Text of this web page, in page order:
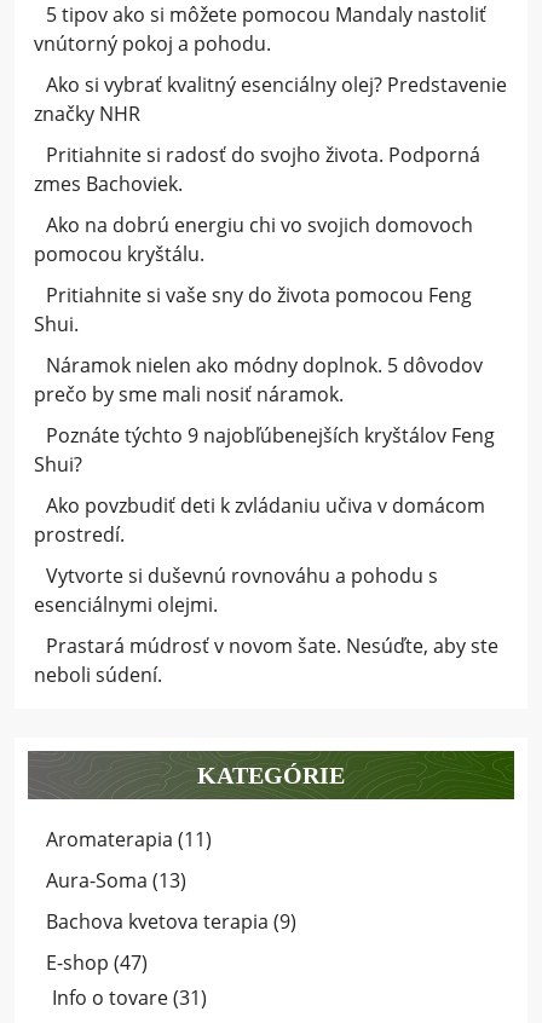
5 tipov ako si môžete pomocou Mandaly nastoliť
vnútorný pokoj a pohodu.
Ako si vybrať kvalitný esenciálny olej? Predstavenie
značky NHR
Pritiahnite si radosť do svojho života. Podporná
zmes Bachoviek.
Ako na dobrú energiu chi vo svojich domovoch
pomocou kryštálu.
Pritiahnite si vaše sny do života pomocou Feng
Shui.
Náramok nielen ako módny doplnok. 5 dôvodov
prečo by sme mali nosiť náramok.
Poznáte týchto 9 najobľúbenejších kryštálov Feng
Shui?
Ako povzbudiť deti k zvládaniu učiva v domácom
prostredí.
Vytvorte si duševnú rovnováhu a pohodu s
esenciálnymi olejmi.
Prastará múdrosť v novom šate. Nesúďte, aby ste
neboli súdení.
KATEGÓRIE
Aromaterapia (11)
Aura-Soma (13)
Bachova kvetova terapia (9)
E-shop (47)
Info o tovare(31)